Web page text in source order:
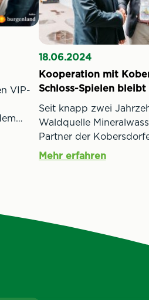
VIP-
18.06.2024
Kooperation mit
Schloss-Spielen
Seit knapp zwei
Waldquelle
Partner der
Spiele. Auch 2024
auf der 1 Liter
Spritzig gibt einen
die Kobersdorfer
Mehr erfahren